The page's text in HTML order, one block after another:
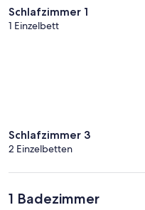
Schlafzimmer 1
1 Einzelbett
Schlafzimmer 3
2 Einzelbetten
1 Badezimmer